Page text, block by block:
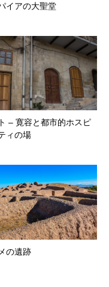
イアの大聖堂
– 寛容と都市的ホスピ
ィの場
の遺跡